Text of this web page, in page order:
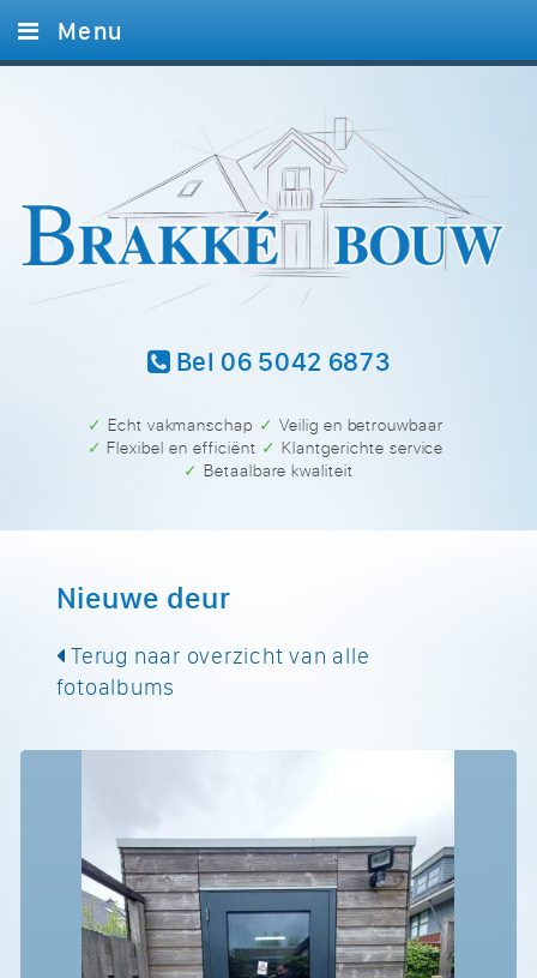
Bel 06 5042 6873
✓ Echt vakmanschap
✓ Veilig en betrouwbaar
✓ Flexibel en efficiënt
✓ Klantgerichte service
✓ Betaalbare kwaliteit
Menu
Referenties
Contact
Nieuwe deur
Terug naar overzicht van alle
fotoalbums